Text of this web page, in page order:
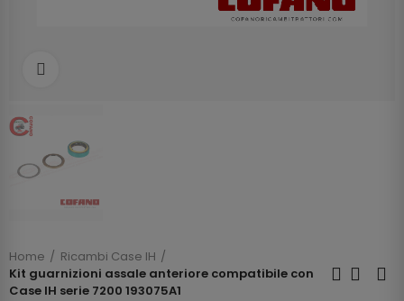
Home
Ricambi Case IH
Kit guarnizioni assale anteriore compatibile con
Case IH serie 7200 193075A1